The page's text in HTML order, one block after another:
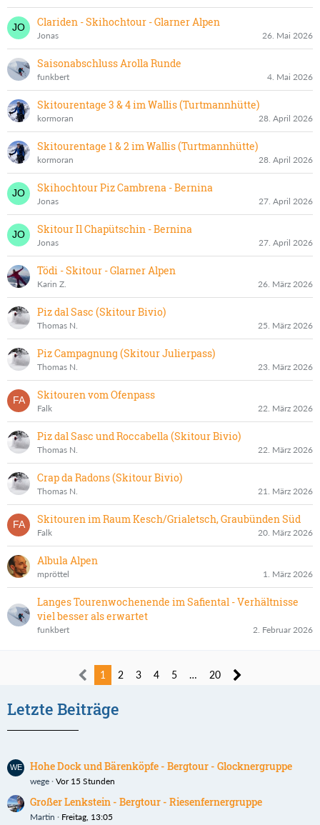
Clariden - Skihochtour - Glarner Alpen
Jonas 26. Mai 2026
Saisonabschluss Arolla Runde
funkbert 4. Mai 2026
Skitourentage 3 & 4 im Wallis (Turtmannhütte)
kormoran 28. April 2026
Skitourentage 1 & 2 im Wallis (Turtmannhütte)
kormoran 28. April 2026
Skihochtour Piz Cambrena - Bernina
Jonas 27. April 2026
Skitour Il Chapütschin - Bernina
Jonas 27. April 2026
Tödi - Skitour - Glarner Alpen
Karin Z. 26. März 2026
Piz dal Sasc (Skitour Bivio)
Thomas N. 25. März 2026
Piz Campagnung (Skitour Julierpass)
Thomas N. 23. März 2026
Skitouren vom Ofenpass
Falk 22. März 2026
Piz dal Sasc und Roccabella (Skitour Bivio)
Thomas N. 22. März 2026
Crap da Radons (Skitour Bivio)
Thomas N. 21. März 2026
Skitouren im Raum Kesch/Grialetsch, Graubünden Süd
Falk 20. März 2026
Albula Alpen
mpröttel 1. März 2026
Langes Tourenwochenende im Safiental - Verhältnisse
viel besser als erwartet
funkbert 2. Februar 2026
1 2 3 4 5 … 20
Letzte Beiträge
Hohe Dock und Bärenköpfe - Bergtour - Glocknergruppe
wege Vor 15 Stunden
Großer Lenkstein - Bergtour - Riesenfernergruppe
Martin Freitag, 13:05